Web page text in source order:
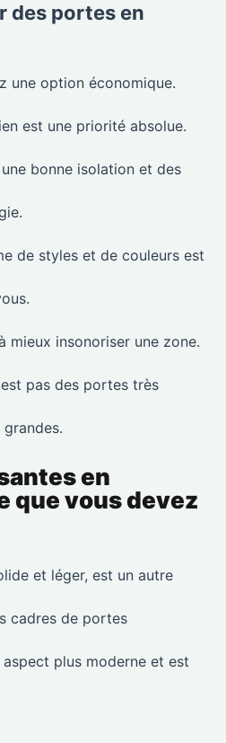
des portes en
une option économique.
est une priorité absolue.
bonne isolation et des
de styles et de couleurs est
mieux insonoriser une zone.
pas des portes très
en
que vous devez
et léger, est un autre
cadres de portes
plus moderne et est